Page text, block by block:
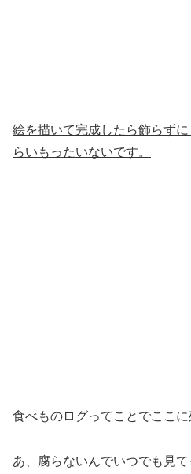
絵を描いて完成したら飾らず
らいもったいないです。
食べものログってことでここに
あ、腐らないんでいつでも見